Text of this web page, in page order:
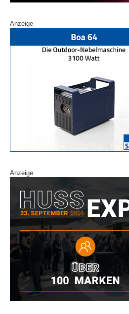
Anzeige
Anzeige